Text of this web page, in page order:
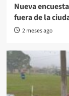
Nueva
fuera de la
2 meses ago